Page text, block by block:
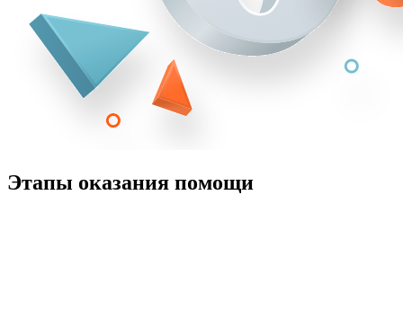
Этапы оказания помощи